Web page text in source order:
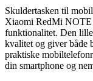
Skuldertasken til
Xiaomi RedMi NOTE
funktionalitet. Den
kvalitet og giver både
praktiske
din smartphone og